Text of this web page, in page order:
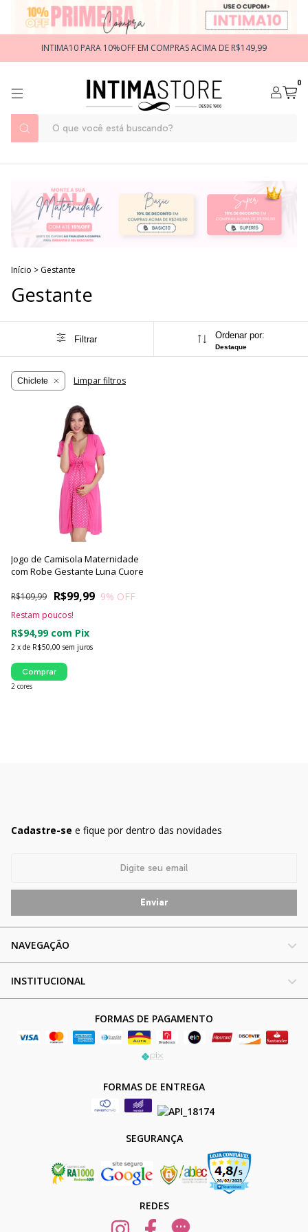
INTIMA10 PARA 10%OFF EM COMPRAS ACIMA DE R$149,99
0
Início > Gestante
Gestante
Filtrar Ordenar por:
Destaque
Chiclete Limpar filtros
Jogo de Camisola Maternidade
com Robe Gestante Luna Cuore
R$99,99
R$109,99 9% OFF
2 x de R$50,00 sem juros
R$94,99 com Pix
Restam poucos!
2 cores
Comprar
Cadastre-se e fique por dentro das novidades
NAVEGAÇÃO
INSTITUCIONAL
FORMAS DE PAGAMENTO
FORMAS DE ENTREGA
SEGURANÇA
REDES